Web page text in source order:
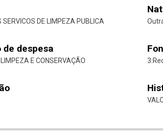
SERVICOS DE LIMPEZA PUBLICA
de despesa
E CONSERVAÇÃO